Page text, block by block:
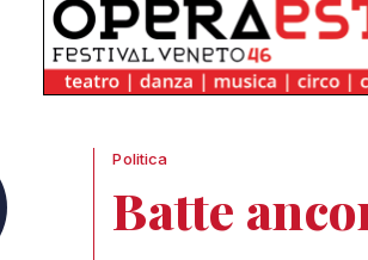
Politica
Batte